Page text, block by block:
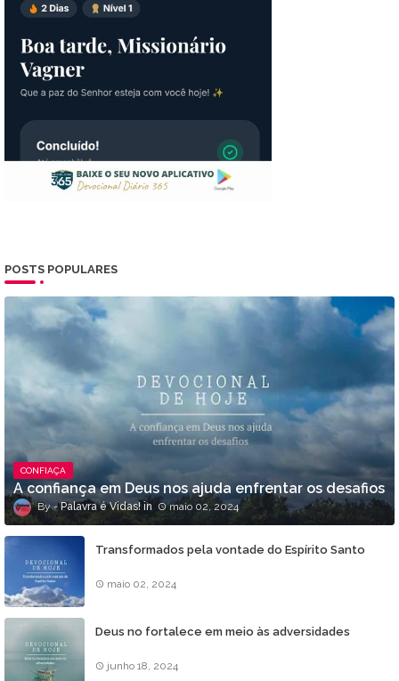
POSTS POPULARES
CONFIAÇA
A confiança em Deus nos ajuda enfrentar os desafios
Palavra é Vidas! maio 02, 2024
Transformados pela vontade do Espírito Santo
maio 02, 2024
Deus no fortalece em meio às adversidades
junho 18, 2024